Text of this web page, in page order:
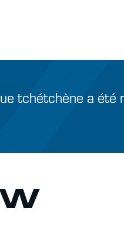
tchétchène a été